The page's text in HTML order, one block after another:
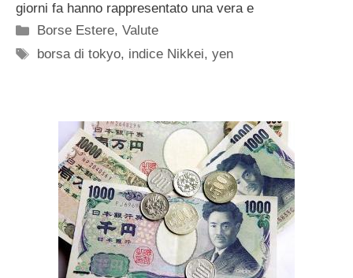
giorni fa hanno rappresentato una vera e
Categorie
Borse Estere,Valute
Tag
borsa di tokyo, indice Nikkei,yen